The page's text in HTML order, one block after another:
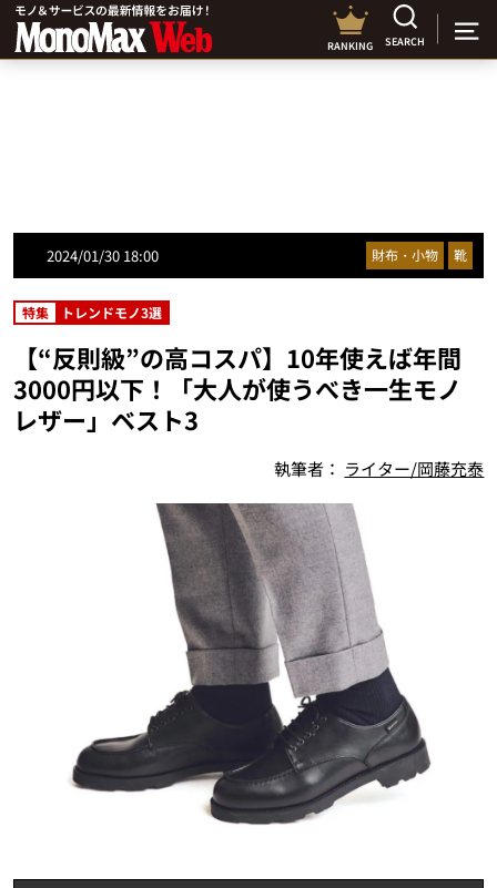
RANKING SEARCH
2024/01/30 18:00 財布・小物 靴
特集 トレンドモノ3選
【“反則級”の高コスパ】10年使えば年間
3000円以下！「大人が使うべき一生モノ
レザー」ベスト3
執筆者： ライター/岡藤充泰